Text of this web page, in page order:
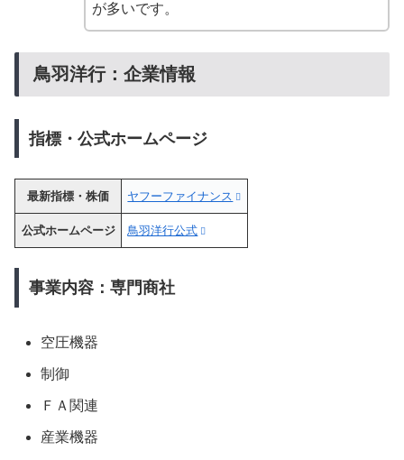
が多いです。
鳥羽洋行：企業情報
指標・公式ホームページ
最新指標・株価 ヤフーファイナンス
公式ホームページ 鳥羽洋行公式
事業内容：専門商社
空圧機器
制御
ＦＡ関連
産業機器